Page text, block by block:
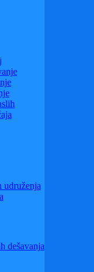
udruženja